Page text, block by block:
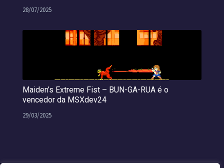
28/07/2025
Maiden’s Extreme Fist – BUN-GA-RUA é o
vencedor da MSXdev24
29/03/2025